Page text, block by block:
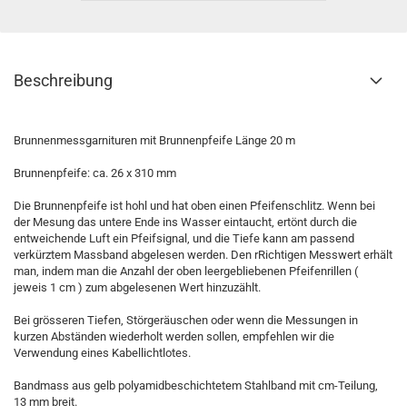
Beschreibung
Brunnenmessgarnituren mit Brunnenpfeife Länge 20 m
Brunnenpfeife: ca. 26 x 310 mm
Die Brunnenpfeife ist hohl und hat oben einen Pfeifenschlitz. Wenn bei
der Mesung das untere Ende ins Wasser eintaucht, ertönt durch die
entweichende Luft ein Pfeifsignal, und die Tiefe kann am passend
verkürztem Massband abgelesen werden. Den rRichtigen Messwert erhält
man, indem man die Anzahl der oben leergebliebenen Pfeifenrillen (
jeweis 1 cm ) zum abgelesenen Wert hinzuzählt.
Bei grösseren Tiefen, Störgeräuschen oder wenn die Messungen in
kurzen Abständen wiederholt werden sollen, empfehlen wir die
Verwendung eines Kabellichtlotes.
Bandmass aus gelb polyamidbeschichtetem Stahlband mit cm-Teilung,
13 mm breit.